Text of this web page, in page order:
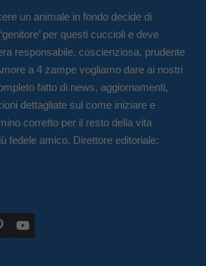
un animale in fondo decide di
per questi cuccioli e deve
responsabile, coscienziosa, prudente
a 4 zampe vogliamo dare ai nostri
fatto di news, aggiornamenti,
dettagliate sul come iniziare e
corretto per il resto della vita
fedele amico. Direttore editoriale: